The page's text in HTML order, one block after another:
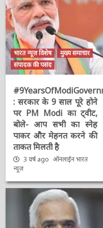
भारत न्यूज़ विशेष
मुख्य समाचार
संपादक की पसंद
: सरकार के 9 साल पूरे होने
पर PM Modi का ट्वीट,
बोले- आप सभी का स्नेह
पाकर और मेहनत करने की
ताकत मिलती है
3 वर्ष ago ऑनलाईन भारत
न्यूज़